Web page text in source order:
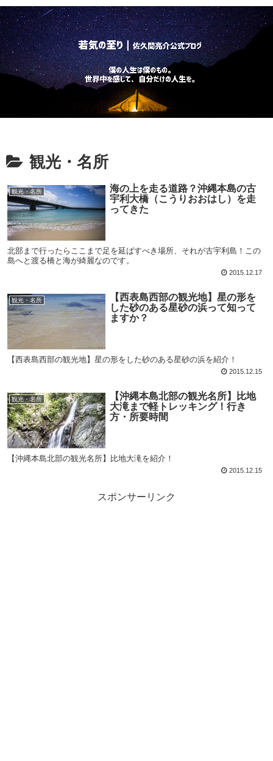
観光・名所
観光・名所
海の上を走る道路？沖縄本島の古
宇利大橋（こうりおおはし）を走
ってきた
北部まで行ったらここまで足を延ばすべき場所、それが古宇利島！この
島へと渡る橋と海が綺麗なのです。
2015.12.17
観光・名所
【西表島西部の観光地】星の形を
した砂のある星砂の浜って知って
ますか？
【西表島西部の観光地】星の形をした砂のある星砂の浜を紹介！
2015.12.15
観光・名所
【沖縄本島北部の観光名所】比地
大滝まで軽トレッキング！行き
方・所要時間
【沖縄本島北部の観光名所】比地大滝を紹介！
2015.12.15
スポンサーリンク